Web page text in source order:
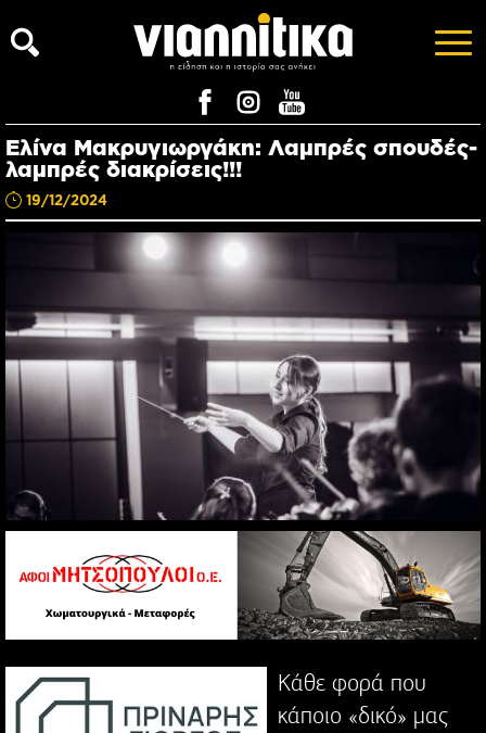
Ελίνα Μακρυγιωργάκη: Λαμπρές σπουδές-
λαμπρές διακρίσεις!!!
19/12/2024
Κάθε φορά που
κάποιο «δικό» μας